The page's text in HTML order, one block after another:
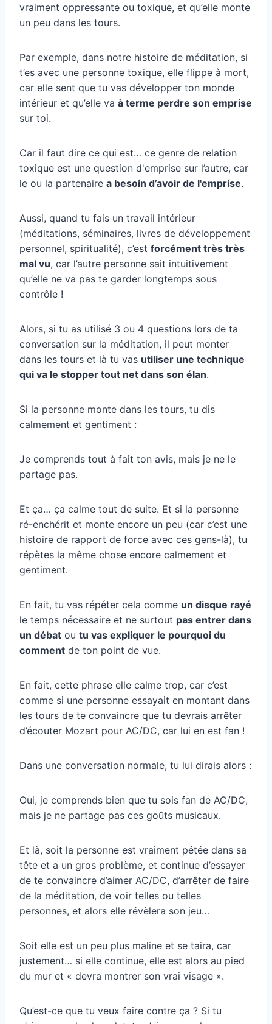
vraiment oppressante ou toxique, et qu’elle monte
un peu dans les tours.
Par exemple, dans notre histoire de méditation, si
t’es avec une personne toxique, elle flippe à mort,
car elle sent que tu vas développer ton monde
intérieur et qu’elle va à terme perdre son emprise
sur toi.
Car il faut dire ce qui est… ce genre de relation
toxique est une question d'emprise sur l’autre, car
le ou la partenaire a besoin d’avoir de l'emprise.
Aussi, quand tu fais un travail intérieur
(méditations, séminaires, livres de développement
personnel, spiritualité), c’est forcément très très
mal vu, car l’autre personne sait intuitivement
qu’elle ne va pas te garder longtemps sous
contrôle !
Alors, si tu as utilisé 3 ou 4 questions lors de ta
conversation sur la méditation, il peut monter
dans les tours et là tu vas utiliser une technique
qui va le stopper tout net dans son élan.
Si la personne monte dans les tours, tu dis
calmement et gentiment :
Je comprends tout à fait ton avis, mais je ne le
partage pas.
Et ça… ça calme tout de suite. Et si la personne
ré-enchérit et monte encore un peu (car c’est une
histoire de rapport de force avec ces gens-là), tu
répètes la même chose encore calmement et
gentiment.
En fait, tu vas répéter cela comme un disque rayé
le temps nécessaire et ne surtout pas entrer dans
un débat ou tu vas expliquer le pourquoi du
comment de ton point de vue.
En fait, cette phrase elle calme trop, car c’est
comme si une personne essayait en montant dans
les tours de te convaincre que tu devrais arrêter
d’écouter Mozart pour AC/DC, car lui en est fan !
Dans une conversation normale, tu lui dirais alors :
Oui, je comprends bien que tu sois fan de AC/DC,
mais je ne partage pas ces goûts musicaux.
Et là, soit la personne est vraiment pétée dans sa
tête et a un gros problème, et continue d’essayer
de te convaincre d’aimer AC/DC, d’arrêter de faire
de la méditation, de voir telles ou telles
personnes, et alors elle révèlera son jeu…
Soit elle est un peu plus maline et se taira, car
justement… si elle continue, elle est alors au pied
du mur et « devra montrer son vrai visage ».
Qu’est-ce que tu veux faire contre ça ? Si tu